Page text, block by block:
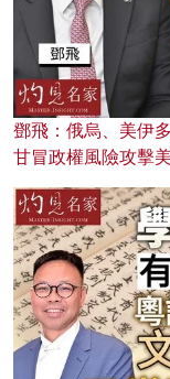
鄧飛：俄烏、美伊
甘冒政權風險攻擊